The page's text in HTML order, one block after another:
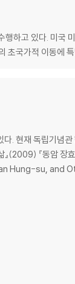
하고 있다. 미국
초국가적 이동에
. 현재 독립기념
Hung-su, and